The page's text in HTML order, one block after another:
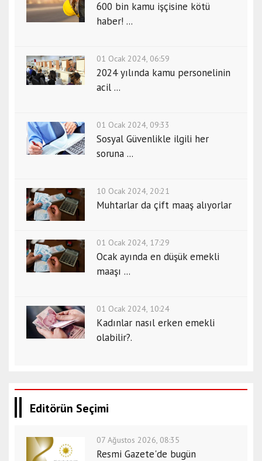
600 bin kamu işçisine kötü
haber! ...
01 Ocak 2024, 06:59
2024 yılında kamu personelinin
acil ...
01 Ocak 2024, 09:33
Sosyal Güvenlikle ilgili her
soruna ...
10 Ocak 2024, 20:21
Muhtarlar da çift maaş alıyorlar
01 Ocak 2024, 17:29
Ocak ayında en düşük emekli
maaşı ...
01 Ocak 2024, 10:24
Kadınlar nasıl erken emekli
olabilir?.
Editörün Seçimi
07 Ağustos 2026, 08:35
Resmi Gazete'de bugün